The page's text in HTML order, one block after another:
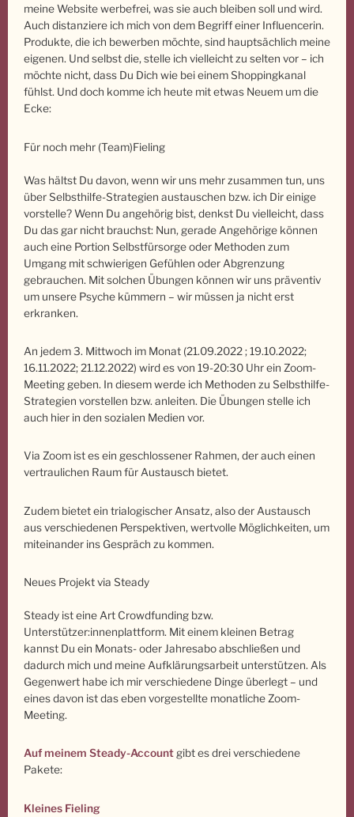
meine Website werbefrei, was sie auch bleiben soll und wird.
Auch distanziere ich mich von dem Begriff einer Influencerin.
Produkte, die ich bewerben möchte, sind hauptsächlich meine
eigenen. Und selbst die, stelle ich vielleicht zu selten vor – ich
möchte nicht, dass Du Dich wie bei einem Shoppingkanal
fühlst. Und doch komme ich heute mit etwas Neuem um die
Ecke:
Für noch mehr (Team)Fieling
Was hältst Du davon, wenn wir uns mehr zusammen tun, uns
über Selbsthilfe-Strategien austauschen bzw. ich Dir einige
vorstelle? Wenn Du angehörig bist, denkst Du vielleicht, dass
Du das gar nicht brauchst: Nun, gerade Angehörige können
auch eine Portion Selbstfürsorge oder Methoden zum
Umgang mit schwierigen Gefühlen oder Abgrenzung
gebrauchen. Mit solchen Übungen können wir uns präventiv
um unsere Psyche kümmern – wir müssen ja nicht erst
erkranken.
An jedem 3. Mittwoch im Monat (21.09.2022 ; 19.10.2022;
16.11.2022; 21.12.2022) wird es von 19-20:30 Uhr ein Zoom-
Meeting geben. In diesem werde ich Methoden zu Selbsthilfe-
Strategien vorstellen bzw. anleiten. Die Übungen stelle ich
auch hier in den sozialen Medien vor.
Via Zoom ist es ein geschlossener Rahmen, der auch einen
vertraulichen Raum für Austausch bietet.
Zudem bietet ein trialogischer Ansatz, also der Austausch
aus verschiedenen Perspektiven, wertvolle Möglichkeiten, um
miteinander ins Gespräch zu kommen.
Neues Projekt via Steady
Steady ist eine Art Crowdfunding bzw.
Unterstützer:innenplattform. Mit einem kleinen Betrag
kannst Du ein Monats- oder Jahresabo abschließen und
dadurch mich und meine Aufklärungsarbeit unterstützen. Als
Gegenwert habe ich mir verschiedene Dinge überlegt – und
eines davon ist das eben vorgestellte monatliche Zoom-
Meeting.
Auf meinem Steady-Accountgibt es drei verschiedene
Pakete:
Kleines Fieling